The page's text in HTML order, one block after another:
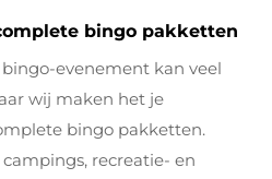
bingo pakketten
evenement kan veel
wij maken het je
bingo pakketten.
recreatie- en